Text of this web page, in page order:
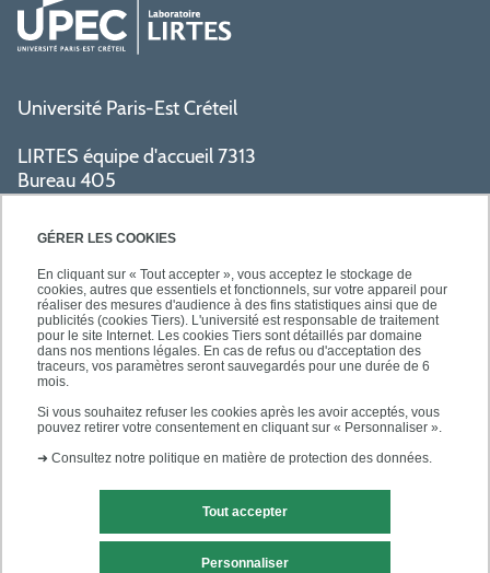
GÉRER LES COOKIES
En cliquant sur « Tout accepter », vous acceptez le stockage de
cookies, autres que essentiels et fonctionnels, sur votre appareil pour
réaliser des mesures d'audience à des fins statistiques ainsi que de
publicités (cookies Tiers). L'université est responsable de traitement
pour le site Internet. Les cookies Tiers sont détaillés par domaine
dans nos mentions légales. En cas de refus ou d'acceptation des
traceurs, vos paramètres seront sauvegardés pour une durée de 6
mois.
Si vous souhaitez refuser les cookies après les avoir acceptés, vous
pouvez retirer votre consentement en cliquant sur « Personnaliser ».
➜ Consultez notre politique en matière de protection des données.
Tout accepter
Personnaliser
Université Paris-Est Créteil
LIRTES équipe d'accueil 7313
Bureau 405
Bâtiment La Pyramide
80 avenue du Général de Gaulle
PRATIQUE
ACCÈS RAPIDES
Contact